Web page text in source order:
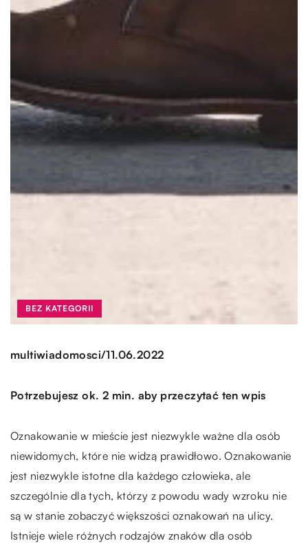
BEZ KATEGORII
multiwiadomosci/11.06.2022
Potrzebujesz ok. 2 min. aby przeczytać ten wpis
Oznakowanie w mieście jest niezwykle ważne dla osób
niewidomych, które nie widzą prawidłowo. Oznakowanie
jest niezwykle istotne dla każdego człowieka, ale
szczególnie dla tych, którzy z powodu wady wzroku nie
są w stanie zobaczyć większości oznakowań na ulicy.
Istnieje wiele różnych rodzajów znaków dla osób